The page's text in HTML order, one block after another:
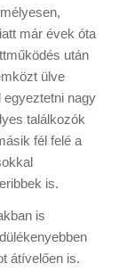
már évek óta
után
ülve
egyeztetni nagy
találkozók
fél felé a
is.
is
átívelően is.